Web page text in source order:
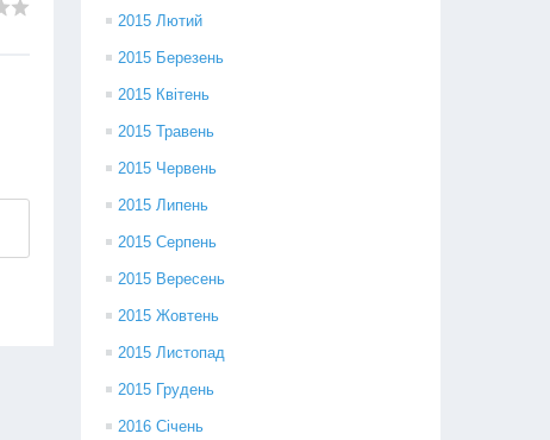
2015 Лютий
2015 Березень
2015 Квітень
2015 Травень
2015 Червень
2015 Липень
2015 Серпень
2015 Вересень
2015 Жовтень
2015 Листопад
2015 Грудень
2016 Січень